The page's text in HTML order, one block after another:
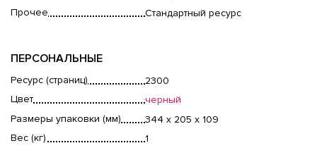
Прочее
Стандартный ресурс
ПЕРСОНАЛЬНЫЕ
Ресурс (страниц)
2300
Цвет
черный
Размеры упаковки (мм)
344 x 205 x 109
Вес (кг)
1